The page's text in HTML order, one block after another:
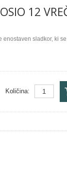
12
enostaven sladkor, ki
Količina: